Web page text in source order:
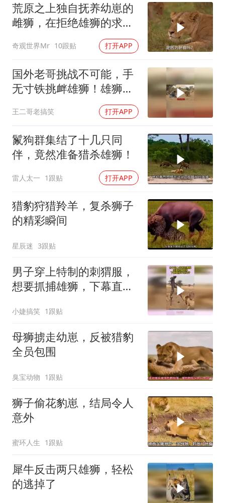
荒原之上独自抚养幼崽的
雌狮，在拒绝雄狮的求偶
时，竟然被用饥饿来报复
奇观世界Mr 10跟贴 打开APP
国外老哥挑战不可能，手
无寸铁挑衅雄狮！雄狮居
王二哥老搞笑 打开APP
鬣狗群集结了十几只同
伴，竟然准备猎杀雄狮！
雷人太一 1跟贴 打开APP
猎豹狩猎羚羊，复杀狮子
的精彩瞬间
星辰迷 3跟贴
男子穿上特制的刺猬服，
想要抓捕雄狮，下幕直接
小婕搞笑 1跟贴
母狮掳走幼崽，反被猎豹
全员包围
臭宝动物 1跟贴
狮子偷花豹崽，结局令人
意外
蜜环人生 1跟贴
犀牛反击两只雄狮，轻松
的逃掉了